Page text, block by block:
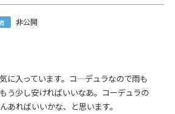
部にはB5サイズがすっぽり入ります。大きく開
し入れが楽々。入り口にはマグネットホックが
。また、大小の内ポケットが付いているので小
いる立体的ながま口ポケットにはA5サイズが収
非公開
に入っています。コ―デュラなので雨も
う少し安ければいいなあ。コーデュラの
あればいいかな、と思います。